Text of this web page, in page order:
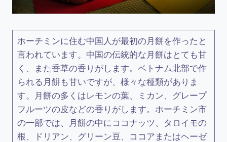
ホーチミンに住む中国人が最初の月餅を作ったと
言われています。中国の伝統的な月餅はとても甘
く、また香草の香りがします。ベトナム北部で作
られる月餅も甘いですが、様々な種類がありま
す。月餅の多くはレモンの葉、ミカン、グレープ
フルーツの皮などの香りがします。ホーチミン市
の一部では、月餅の中にココナッツ、タロイモの
根、ドリアン、グリーン豆、ココアまたはヘーゼ